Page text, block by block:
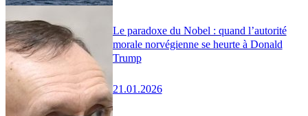
Le paradoxe du Nobel : quand l’autorité
morale norvégienne se heurte à Donald
Trump
21.01.2026